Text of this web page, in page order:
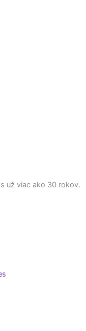
už viac ako 30 rokov.